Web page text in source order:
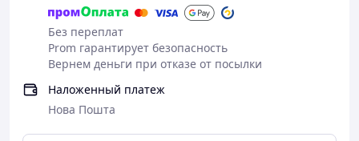
Без переплат
Prom гарантирует безопасность
Вернем деньги при отказе от посылки
Наложенный платеж
Нова Пошта